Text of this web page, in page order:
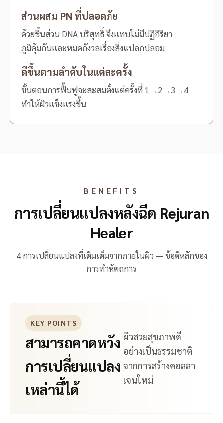
ส่วนผสม PN ที่ปลอดภัย
ด้วยชิ้นส่วน DNA บริสุทธิ์ จึงแทบไม่มีปฏิกิริยา
ภูมิคุ้มกันและหมดกังวลเรื่องสิ่งแปลกปลอม
ดีขึ้นตามลำดับในแต่ละครั้ง
ขั้นตอนการฟื้นฟูจะสะสมตั้งแต่ครั้งที่ 1→2→3→4
ทำให้ผิวแข็งแรงขึ้น
BENEFITS
การเปลี่ยนแปลงหลังฉีด Rejuran
Healer
4 การเปลี่ยนแปลงที่เติมเต็มจากภายในผิว — ข้อดีหลักของ
การทำหัตถการ
KEY POINTS
สามารถคาดหวัง
การเปลี่ยนแปลง
เหล่านี้ได้
ผิวสวยสุขภาพดี
อย่างเป็นธรรมชาติ
จากการสร้างคอลลา
เจนใหม่